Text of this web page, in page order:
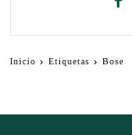
Inicio Etiquetas Bose